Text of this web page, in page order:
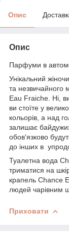
Опис
Опис
Парфуми в
Унікальний
та незвичайного
Eau Fraiche. Ні,
ви стоїте у
кольорів, а над
залишає
обов'язково
до інших в
Туалетна вода
триматися на
крапель Chance
людей чарівним
Приховати